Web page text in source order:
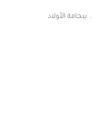
, بيجامة الأولاد